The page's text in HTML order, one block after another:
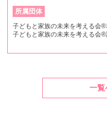
所属団体
子どもと家族の未来を考える会
子どもと家族の未来を考える会®
一覧